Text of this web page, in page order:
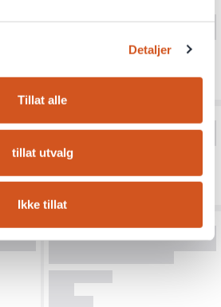
Detaljer
Tillat alle
tillat utvalg
Ikke tillat